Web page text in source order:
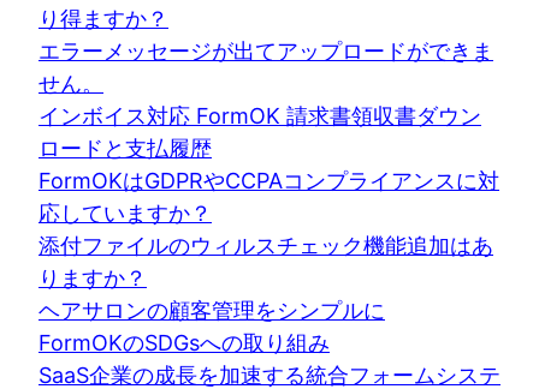
り得ますか？
エラーメッセージが出てアップロードができま
せん。
インボイス対応 FormOK 請求書領収書ダウン
ロードと支払履歴
FormOKはGDPRやCCPAコンプライアンスに対
応していますか？
添付ファイルのウィルスチェック機能追加はあ
りますか？
ヘアサロンの顧客管理をシンプルに
FormOKのSDGsへの取り組み
SaaS企業の成長を加速する統合フォームシステ